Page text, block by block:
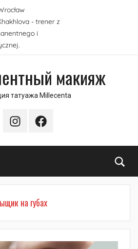
- trener z
i
макияж
татуажа Millecenta
InstagramFacebook
на губах